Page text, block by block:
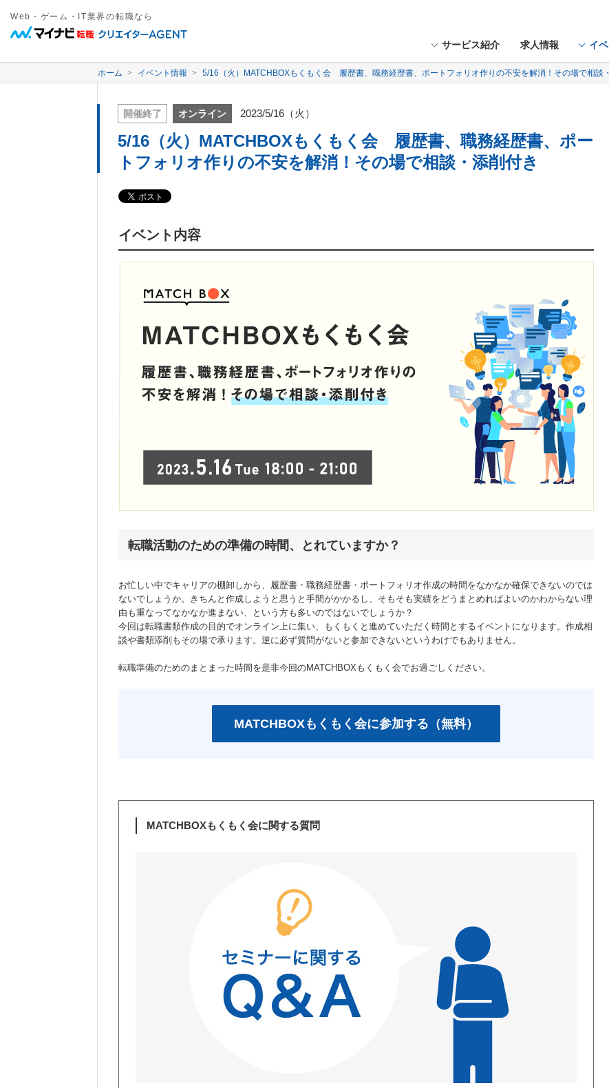
Web・ゲーム・IT業界の転職なら
サービス紹介 求人情報 イ
ホーム イベント情報 5/16（火）MATCHBOXもくもく会 履歴書、職務経歴書、ポートフォリオ作りの不安を解消！その場で相談
開催終了 オンライン 2023/5/16（火）
5/16（火）MATCHBOXもくもく会 履歴書、職務経歴書、ポー
トフォリオ作りの不安を解消！その場で相談・添削付き
イベント内容
転職活動のための準備の時間、とれていますか？
お忙しい中でキャリアの棚卸しから、履歴書・職務経歴書・ポートフォリオ作成の時間をなかなか確保できないのでは
ないでしょうか。きちんと作成しようと思うと手間がかかるし、そもそも実績をどうまとめればよいのかわからない理
由も重なってなかなか進まない、という方も多いのではないでしょうか？
今回は転職書類作成の目的でオンライン上に集い、もくもくと進めていただく時間とするイベントになります。作成相
談や書類添削もその場で承ります。逆に必ず質問がないと参加できないというわけでもありません。
転職準備のためのまとまった時間を是非今回のMATCHBOXもくもく会でお過ごしください。
MATCHBOXもくもく会に参加する（無料）
MATCHBOXもくもく会に関する質問